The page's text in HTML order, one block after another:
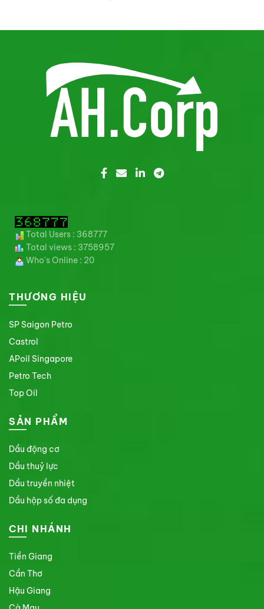
Total Users : 368777
Total views : 3758957
Who's Online : 20
THƯƠNG HIỆU
SP Saigon Petro
Castrol
APoil Singapore
Petro Tech
Top Oil
SẢN PHẨM
Dầu động cơ
Dầu thuỷ lực
Dầu truyền nhiệt
Dầu hộp số đa dụng
CHI NHÁNH
Tiền Giang
Cần Thơ
Hậu Giang